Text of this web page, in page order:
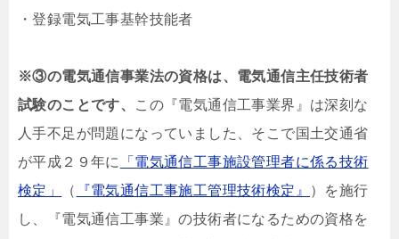
・登録電気工事基幹技能者
※③の電気通信事業法の資格は、電気通信主任技術者
試験のことです、
この『電気通信工事業界』は深刻な
人手不足が問題になっていました、そこで国土交通省
が平成２９年に
「電気通信工事施設管理者に係る技術
検定」
（ 『電気通信工事施工管理技術検定』
）を施行
し、『電気通信工事業』の技術者になるための資格を